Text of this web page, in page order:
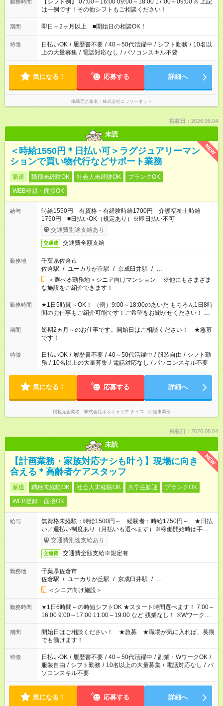
勤務時間
【シフト例】 07:00～16:00 09:00～18:00 17:00～09:00 ※ 上記
は一例です！その他シフトもご相談ください！
期間 即日～2ヶ月以上 ■開始日の相談OK！
特徴 日払いOK / 履歴書不要 / 40～50代活躍中 / シフト勤務 / 10名以
上の大量募集 / 電話対応なし / パソコンスキル不要
気になる！ 応募する 詳細へ
掲載元企業名 株式会社ニッソーネット
掲載日：2026.08.04
未読
NEW
＜時給1550円＊日払い可＞ラグジュアリーマン
ションで買い物代行などサポート業務
派遣 職種未経験OK 社会人未経験OK
ブランクOK
WEB登録・面接OK
給与
時給1550円 有資格・有経験時給1700円 介護福祉士時給
1750円 ■日払いOK（規定あり）※即日払い不可
交通費別途支給あり
交通費 交通費全額支給
勤務地
千葉県佐倉市
佐倉駅 / ユーカリが丘駅 / 京成臼井駅 / …
＜選べる勤務地＞シニア向けマンション ※他にもさまざま
な施設をご紹介できます！
勤務時間
★1日5時間～OK！ （例）9:00～18:00のあいだ もちろん1日8時
間のお仕事もご紹介可能です！ご希望をお聞かせください！ ★
家庭の都合でお休みが必要な場合も遠慮なくご相談ください。
※週最低15時間以上の勤務が必要です
期間
短期2ヵ月～のお仕事です。開始日はご相談ください！ ★急募
です！
特徴 日払いOK / 履歴書不要 / 40～50代活躍中 / 服装自由 / シフト勤
務 / 10名以上の大量募集 / 電話対応なし / パソコンスキル不要
気になる！ 応募する 詳細へ
掲載元企業名 株式会社ネオキャリア ナイス！介護事業部
掲載日：2026.08.04
未読
NEW
【計画業務・家族対応ナシも叶う】現場に向き
合える＊高齢者ケアスタッフ
派遣 職種未経験OK 社会人未経験OK 大学生歓迎
ブランクOK
WEB登録・面接OK
給与
無資格未経験：時給1500円～ 経験者：時給1750円～ ★日払
い／週払い制度あり（月払いも選べます）※稼働開始時は手続き
完了次第のお支払いとなります。
交通費別途支給あり
交通費 交通費全額支給※規定有
勤務地
千葉県佐倉市
佐倉駅 / ユーカリが丘駅 / 京成臼井駅 / …
＜シニア向け施設＞
勤務時間
★1日6時間～の時短シフトOK ★スタート時間選べます！ 7:00～
16:00 9:00～17:00 11:00～19:00 など 残業なし！ ※Wワークの
場合、他のお仕事と合わせ週40時間超の就業はご案内できませ
ん ※法令に基づき、週20時間以上勤務は社会保険への加入対象
となります ※労働者派遣法（日雇い派遣の原則禁止）により、
短時間・短期間の就業はご案内が難しい場合があります
期間
開始日はご相談ください！ ★急募 ★職場が気に入れば、長期
でも働けます！
特徴 日払いOK / 履歴書不要 / 40～50代活躍中 / 副業・WワークOK /
服装自由 / シフト勤務 / 10名以上の大量募集 / 電話対応なし / パ
ソコンスキル不要
気になる！ 応募する 詳細へ